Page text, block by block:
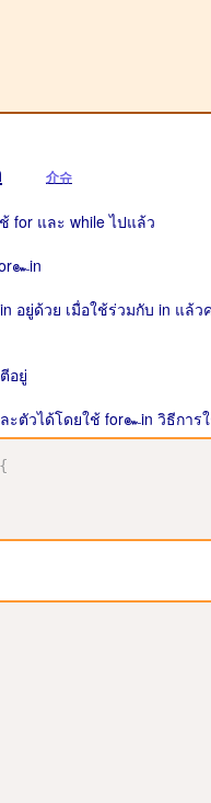
介슈
for และ while ไปแล้ว
๛in
อยู่ด้วย เมื่อใช้ร่วมกับ in แล้
อยู่
ะตัวได้โดยใช้ for๛in วิธีการ
{